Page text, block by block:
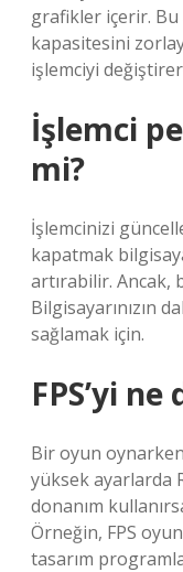
grafikler içerir. Bu
kapasitesini
işlemciyi
İşlemci
mi?
İşlemcinizi
kapatmak
artırabilir. Ancak,
Bilgisayarınızın
sağlamak için.
FPS’yi
Bir oyun
yüksek ayarlarda
donanım
Örneğin, FPS
tasarım